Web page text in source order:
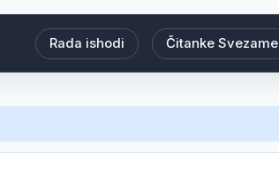
Rada ishodi Čitanke Svezame